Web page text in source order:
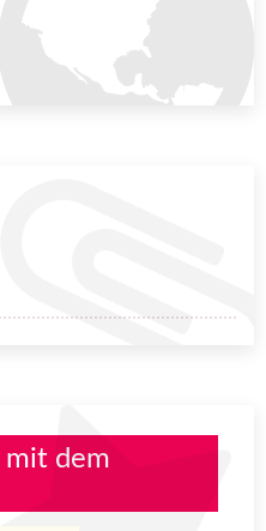
mit dem